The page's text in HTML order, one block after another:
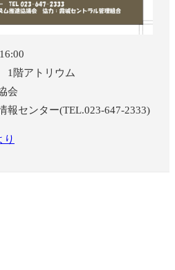
1階アトリウム
会
報センター(TEL.023-647-2333)
り